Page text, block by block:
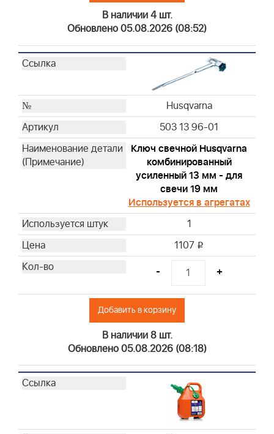
Briggs & Stratton
Briggs & Stratton
Briggs & Stratton
Briggs & Stratton
Briggs & Stratton
Briggs & Stratton
Briggs & Stratton
Briggs & Stratton
Briggs & Stratton
Briggs & Stratton
Briggs & Stratton
Briggs & Stratton
Briggs & Stratton
Briggs & Stratton
Briggs & Stratton
Briggs & Stratton
Briggs & Stratton
Briggs & Stratton
Briggs & Stratton
Briggs & Stratton
Briggs & Stratton
В наличии 4 шт.
Обновлено 05.08.2026 (08:52)
Husqvarna
503 13 96-01
Ключ свечной Husqvarna
комбинированный
усиленный 13 мм - для
свечи 19 мм
Используется в агрегатах
1
1107 i
- +
Добавить в корзину
В наличии 8 шт.
Обновлено 05.08.2026 (08:18)